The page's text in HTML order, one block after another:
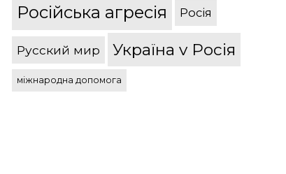
Російська агресія Росія
Русский мир Україна v Росія
міжнародна допомога